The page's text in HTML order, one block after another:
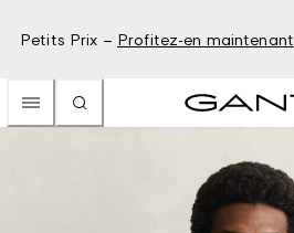
Petits Prix – Profitez-en maintenant